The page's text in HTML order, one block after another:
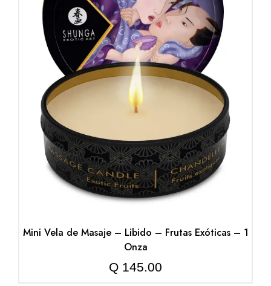
Mini Vela de Masaje – Libido – Frutas Exóticas – 1
Onza
Q 145.00